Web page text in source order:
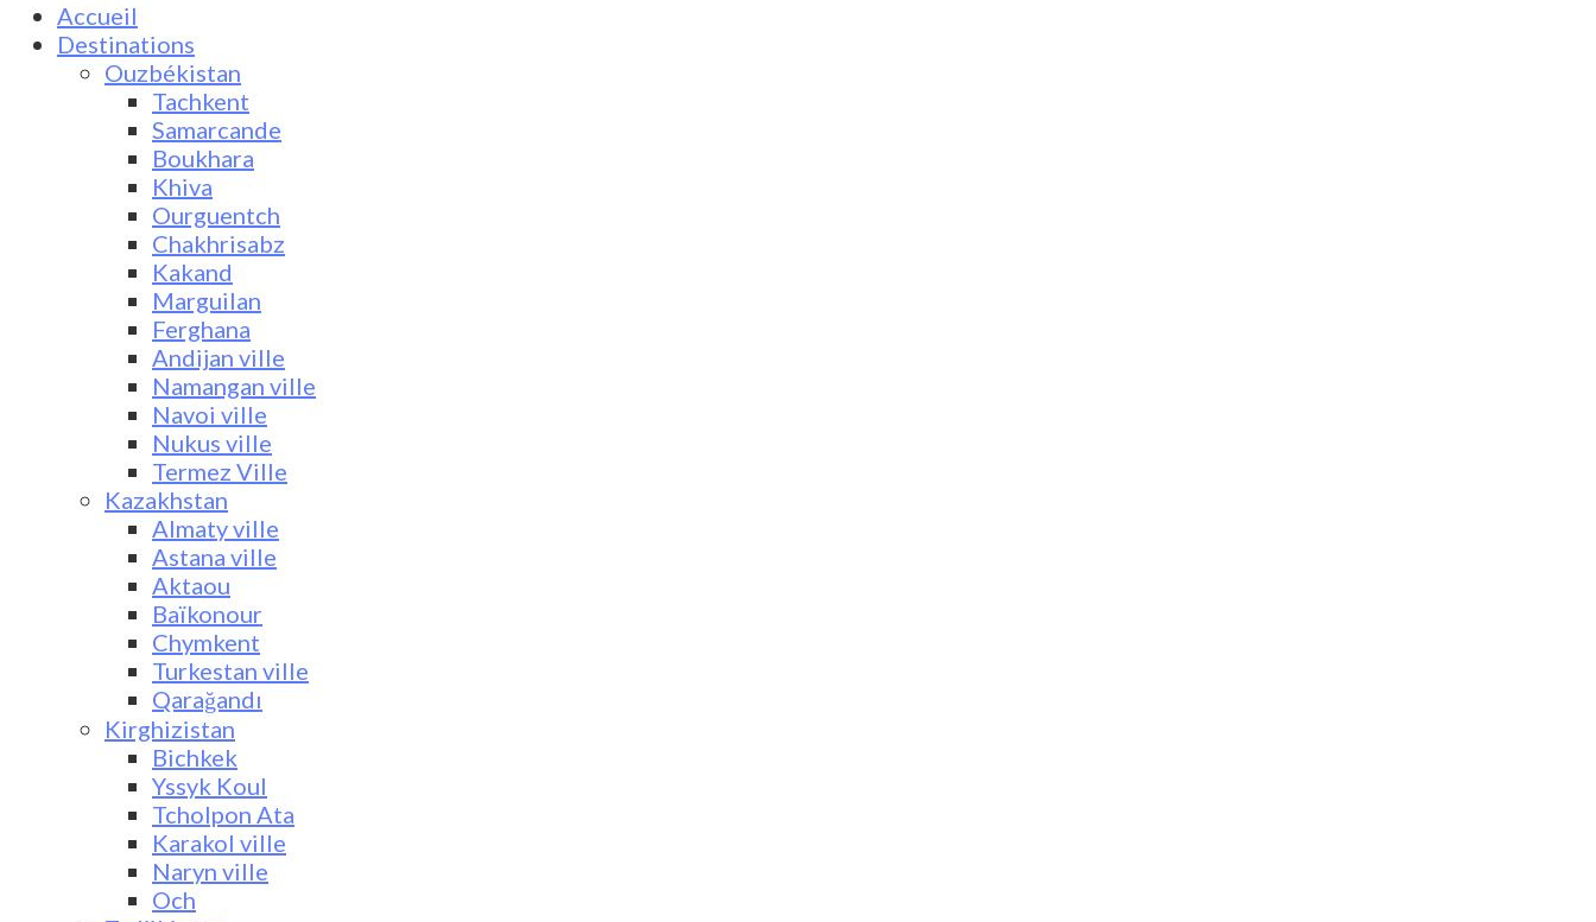
Accueil
Destinations
Ouzbékistan
Tachkent
Samarcande
Boukhara
Khiva
Ourguentch
Chakhrisabz
Kakand
Marguilan
Ferghana
Andijan ville
Namangan ville
Navoi ville
Nukus ville
Termez Ville
Kazakhstan
Almaty ville
Astana ville
Aktaou
Baïkonour
Chymkent
Turkestan ville
Qarağandı
Kirghizistan
Bichkek
Yssyk Koul
Tcholpon Ata
Karakol ville
Naryn ville
Och